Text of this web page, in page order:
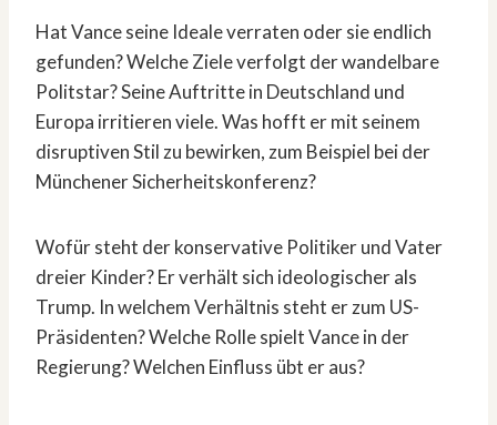
Hat Vance seine Ideale verraten oder sie endlich
gefunden? Welche Ziele verfolgt der wandelbare
Politstar? Seine Auftritte in Deutschland und
Europa irritieren viele. Was hofft er mit seinem
disruptiven Stil zu bewirken, zum Beispiel bei der
Münchener Sicherheitskonferenz?
Wofür steht der konservative Politiker und Vater
dreier Kinder? Er verhält sich ideologischer als
Trump. In welchem Verhältnis steht er zum US-
Präsidenten? Welche Rolle spielt Vance in der
Regierung? Welchen Einfluss übt er aus?